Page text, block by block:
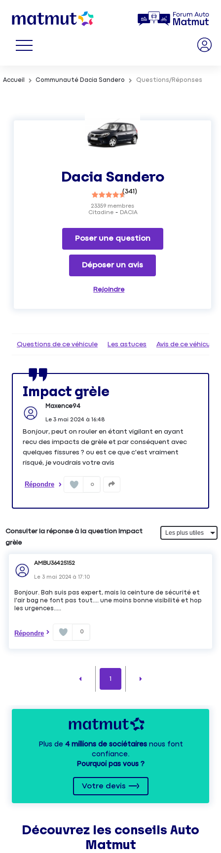
Accueil Communauté Dacia Sandero Questions/Réponses
Dacia Sandero
(341)
Citadine DACIA
23359 membres
Poser une question
Déposer un avis
Rejoindre
Questions de ce véhicule Les astuces Avis de ce véhicule
Impact grèle
Maxence94
Le 3 mai 2024à 16:48
Bonjour, peut on rouler en étant vigilant en ayant
recu des impacts de grèle et par conséquent avec
quelques fissures ? ou est ce que c'est vraiment
risqué, je voudrais votre avis
Répondre 0
Consulter la réponse à la question Impact
grèle
AMBU36425152
Le 3 mai 2024 à17:10
Bonjour. Bah suis pas expert, mais la ceinture de sécurité et
l'air bag ne font pas tout.... une moins bonne visibilité et hop
les urgences.....
Répondre 0
1
Plus de 4 millions de sociétairesnous font
confiance.
Pourquoi pas vous ?
Votre devis
Découvrez les conseils Auto
Matmut